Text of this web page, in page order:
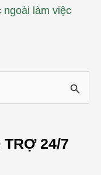
làm việc
TRỢ 24/7